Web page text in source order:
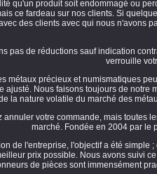
qu'un produit soit endommagé ou
ce fardeau sur nos clients. Si
des clients avec qui nous n'avons
pas de réductions sauf indication
verrouille
métaux précieux et numismatiques
ajusté. Nous faisons toujours de notre
la nature volatile du marché des
annuler votre commande, mais toutes
marché. Fondée en 2004 par le
de l'entreprise, l'objectif a été
prix possible. Nous avons suivi
de pièces sont immensément